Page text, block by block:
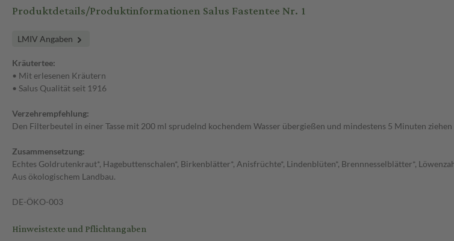
Produktdetails/Produktinformationen Salus Fastentee Nr. 1
LMIV Angaben
Kräutertee:
• Mit erlesenen Kräutern
• Salus Qualität seit 1916
Verzehrempfehlung:
Den Filterbeutel in einer Tasse mit 200 ml sprudelnd kochendem Wasser übergießen und mindestens 5 Minuten
Zusammensetzung:
Echtes Goldrutenkraut*, Hagebuttenschalen*, Birkenblätter*, Anisfrüchte*, Lindenblüten*, Brennnesselblätter*,
Aus ökologischem Landbau.
DE-ÖKO-003
Hinweistexte und Pflichtangaben